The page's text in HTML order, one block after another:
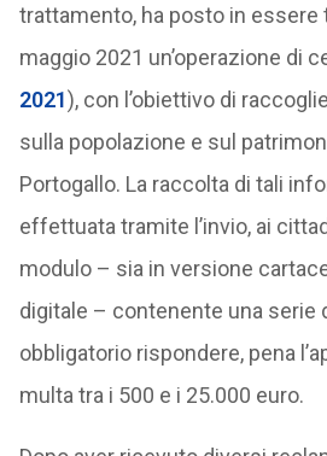
trattamento, ha posto in essere
maggio 2021 un’operazione di
2021), con l’obiettivo di
sulla popolazione e sul
Portogallo. La raccolta di tali
effettuata tramite l’invio, ai
modulo – sia in versione
digitale – contenente una serie
obbligatorio rispondere, pena
multa tra i 500 e i 25.000 euro.